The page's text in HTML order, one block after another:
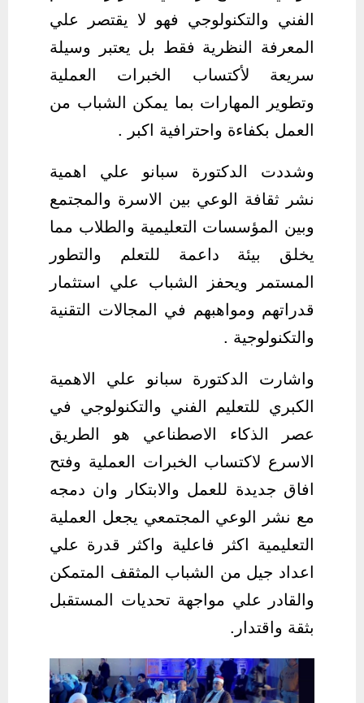
الفني والتكنولوجي فهو لا يقتصر علي
المعرفة النظرية فقط بل يعتبر وسيلة
سريعة لأكتساب الخبرات العملية
وتطوير المهارات بما يمكن الشباب من
العمل بكفاءة واحترافية اكبر .
وشددت الدكتورة سبانو علي اهمية
نشر ثقافة الوعي بين الاسرة والمجتمع
وبين المؤسسات التعليمية والطلاب مما
يخلق بيئة داعمة للتعلم والتطور
المستمر ويحفز الشباب علي استثمار
قدراتهم ومواهبهم في المجالات التقنية
والتكنولوجية .
واشارت الدكتورة سبانو علي الاهمية
الكبري للتعليم الفني والتكنولوجي في
عصر الذكاء الاصطناعي هو الطريق
الاسرع لاكتساب الخبرات العملية وفتح
افاق جديدة للعمل والابتكار وان دمجه
مع نشر الوعي المجتمعي يجعل العملية
التعليمية اكثر فاعلية واكثر قدرة علي
اعداد جيل من الشباب المثقف المتمكن
والقادر علي مواجهة تحديات المستقبل
بثقة واقتدار.